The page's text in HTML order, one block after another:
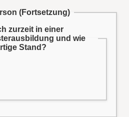
(Fortsetzung)
zurzeit in einer
und wie
Stand?